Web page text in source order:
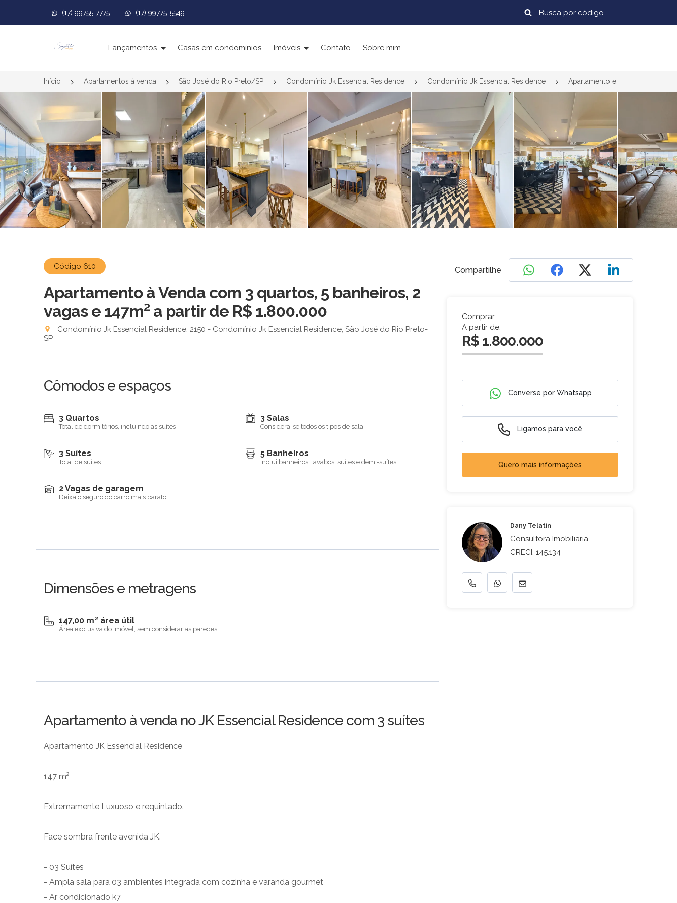
(17) 99755-7775 (17) 99775-5549
Página inicial
Lançamentos Casas em condomínios Imóveis Contato Sobre mim
Início Apartamentos à venda São José do Rio Preto/SP Condomínio Jk Essencial Residence Condomínio Jk Essencial Residence
< >
Código 610
Apartamento à Venda com 3 quartos, 5 banheiros, 2
vagas e 147m² a partir de R$ 1.800.000
Condomínio Jk Essencial Residence, 2150 - Condomínio Jk Essencial Residence, São José do Rio Preto-
SP
Cômodos e espaços
3 Quartos
Total de dormitórios, incluindo as suítes
3 Salas
Considera-se todos os tipos de sala
3 Suítes
Total de suítes
5 Banheiros
Inclui banheiros, lavabos, suítes e demi-suítes
2 Vagas de garagem
Deixa o seguro do carro mais barato
Dimensões e metragens
147,00 m² área útil
Área exclusiva do imóvel, sem considerar as paredes
Apartamento à venda no JK Essencial Residence com 3 suítes
Apartamento JK Essencial Residence
147 m²
Extremamente Luxuoso e requintado.
Face sombra frente avenida JK.
- 03 Suítes
- Ampla sala para 03 ambientes integrada com cozinha e varanda gourmet
- Ar condicionado k7
Compartilhe
Comprar
A partir de:
R$ 1.800.000
Converse por Whatsapp
Ligamos para você
Quero mais informações
Dany Telatin
Consultora Imobiliaria
CRECI: 145.134